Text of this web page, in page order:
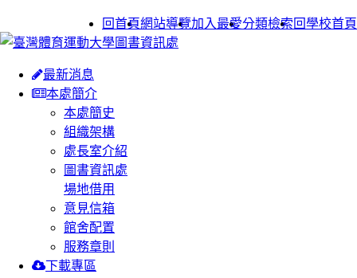
回學校首頁
分類檢索
加入最愛
網站導覽
回首頁
最新消息
本處簡介
本處簡史
組織架構
處長室介紹
圖書資訊處
場地借用
意見信箱
館舍配置
服務章則
下載專區